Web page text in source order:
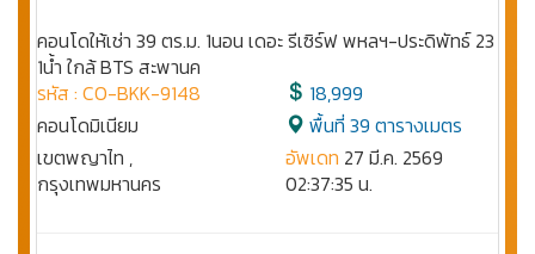
คอนโดให้เช่า 39 ตร.ม. 1นอน เดอะ รีเซิร์ฟ พหลฯ-ประดิพัทธ์ 23
1น้ำ ใกล้ BTS สะพานค
รหัส : CO-BKK-9148
คอนโดมิเนียม
เขตพญาไท ,
กรุงเทพมหานคร
18,999
พื้นที่ 39 ตารางเมตร
อัพเดท 27 มี.ค. 2569
02:37:35 น.